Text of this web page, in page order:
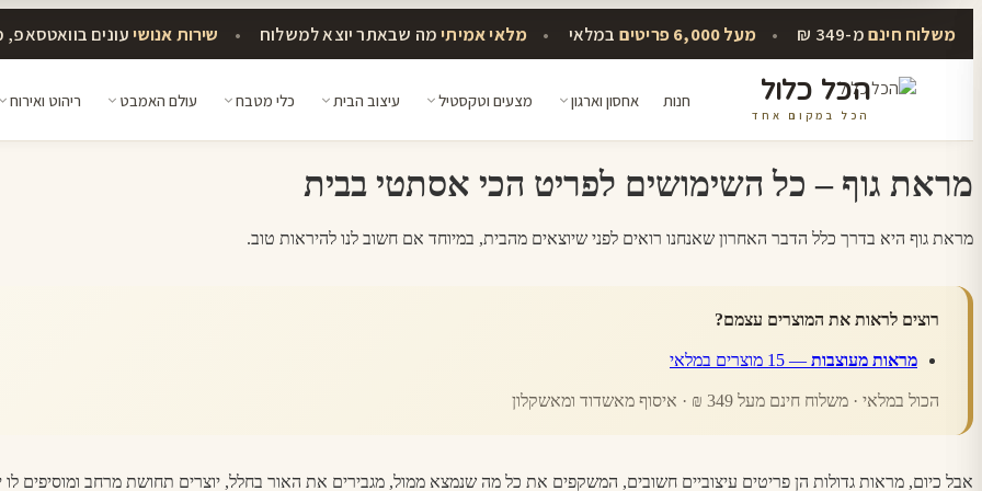
משלוח חינםמ-349 ₪ • מעל 6,000 פריטים במלאי • מלאי אמיתימה שבאתר יוצא למשלוח • שירות אנושיעונים בוואטסאפ,
הכל כלול
הכל במקום אחד
חנות אחסון וארגון מצעים וטקסטיל עיצוב הבית כלי מטבח עולם האמבט ריהוט ואירוח
מראת גוף – כל השימושים לפריט הכי אסתטי בבית
מראת גוף היא בדרך כלל הדבר האחרון שאנחנו רואים לפני שיוצאים מהבית, במיוחד אם חשוב לנו להיראות טוב.
רוצים לראות את המוצרים עצמם?
מראות מעוצבות — 15 מוצרים במלאי
הכול במלאי · משלוח חינם מעל 349 ₪ · איסוף מאשדוד ומאשקלון
אבל כיום, מראות גדולות הן פריטים עיצוביים חשובים, המשקפים את כל מה שנמצא ממול, מגבירים את האור בחלל, יוצרים תחושת מרחב ומוסיפים לו